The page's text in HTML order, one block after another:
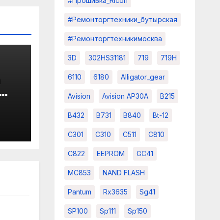
#ремонторгтехники_бутырская
#ремонторгтехникимосква
3D 302HS31181 719 719H
6110 6180 Alligator_gear
Avision Avision AP30A B215
B432 B731 B840 Bt-12
C301 C310 C511 C810
C822 EEPROM GC41
MC853 NAND FLASH
Pantum Rx3635 Sg41
SP100 Sp111 Sp150